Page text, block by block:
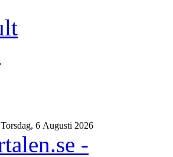
Torsdag, 6 Αugusti 2026